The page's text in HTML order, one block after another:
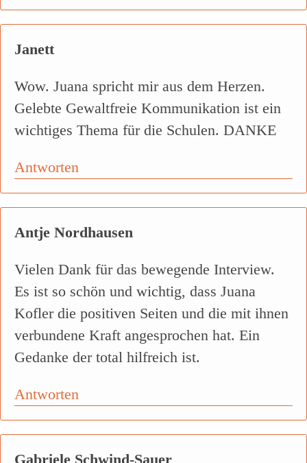
Janett
Wow. Juana spricht mir aus dem Herzen.
Gelebte Gewaltfreie Kommunikation ist ein
wichtiges Thema für die Schulen. DANKE
Antworten
Antje Nordhausen
Vielen Dank für das bewegende Interview.
Es ist so schön und wichtig, dass Juana
Kofler die positiven Seiten und die mit ihnen
verbundene Kraft angesprochen hat. Ein
Gedanke der total hilfreich ist.
Antworten
Gabriele Schwind-Sauer